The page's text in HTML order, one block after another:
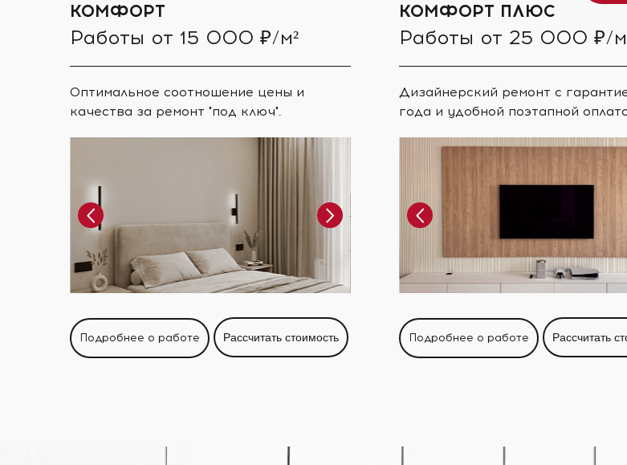
КОМФОРТ
Работы от 15 000 ₽/м²
Оптимальное соотношение цены и
качества за ремонт "под ключ".
Подробнее о работе Рассчитать стоимость
КОМФОРТ ПЛЮС
Работы от 25 000 ₽/
Дизайнерский ремонт с
года и удобной поэтапной
Подробнее о работе Рассчитать